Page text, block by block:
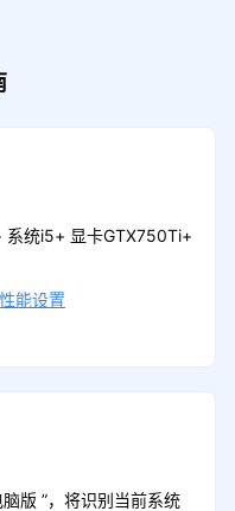
系统i5+ 显卡GTX750Ti+
能设置
版 ”，将识别当前系统